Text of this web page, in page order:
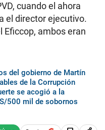
cuando el ahora
el director ejecutivo.
Eficcop, ambos eran
del gobierno de Martín
de la Corrupción
se acogió a la
500 mil de sobornos